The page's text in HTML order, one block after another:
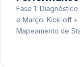
Fase 1:
e Março: Kick-off +
Mapeamento de